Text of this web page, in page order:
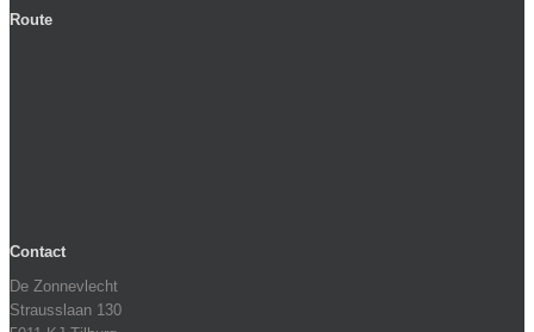
Route
Contact
De Zonnevlecht
Strausslaan 130